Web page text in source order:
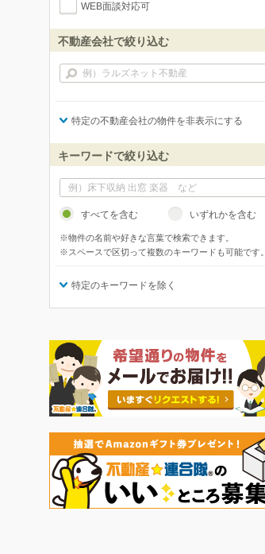
WEB面談対応可
不動産会社で絞り込む
特定の不動産会社の物件を非表示にする
キーワードで絞り込む
すべてを含む いずれかを含む
※物件の名前や好きな言葉で検索できます。
※スペースで区切って複数のキーワードも可能です。
特定のキーワードを除く